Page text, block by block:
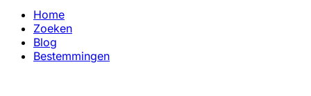
Home
Zoeken
Blog
Bestemmingen